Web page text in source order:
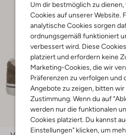
Um dir bestmöglich zu
Cookies auf unserer Website.
analytische Cookies sorgen
ordnungsgemäß funktioniert
verbessert wird. Diese
platziert und erfordern keine
Marketing-Cookies, die wir
Präferenzen zu verfolgen und
Angebote zu zeigen, bitten wir
Zustimmung. Wenn du auf
werden nur die funktionalen
Cookies platziert. Du kannst
Einstellungen" klicken, um